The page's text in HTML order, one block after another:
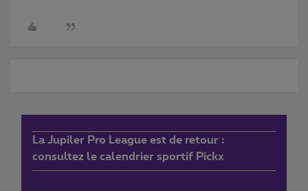
La Jupiler Pro League est de retour :
consultez le calendrier sportif Pickx